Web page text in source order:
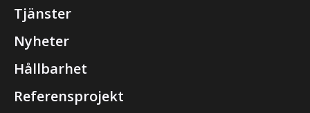
Tjänster
Nyheter
Hållbarhet
Referensprojekt